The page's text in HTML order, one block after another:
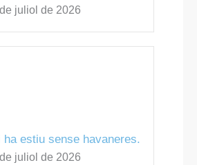
juliol de 2026
ha estiu sense havaneres.
juliol de 2026